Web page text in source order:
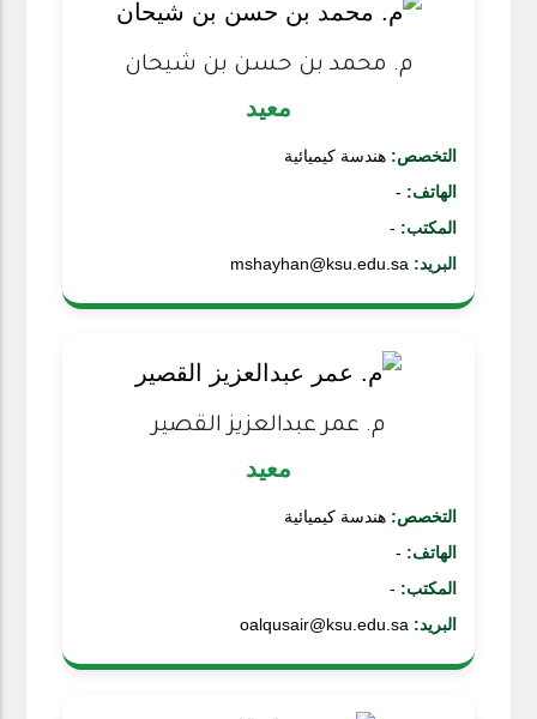
م. محمد بن حسن بن شيحان
معيد
التخصص: هندسة كيميائية
الهاتف: -
المكتب: -
البريد:
م. عمر عبدالعزيز القصير
معيد
التخصص: هندسة كيميائية
الهاتف: -
المكتب: -
البريد: